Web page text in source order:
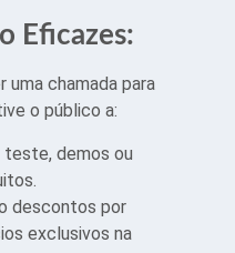
Eficazes:
chamada para
o público a:
demos ou
descontos por
exclusivos na